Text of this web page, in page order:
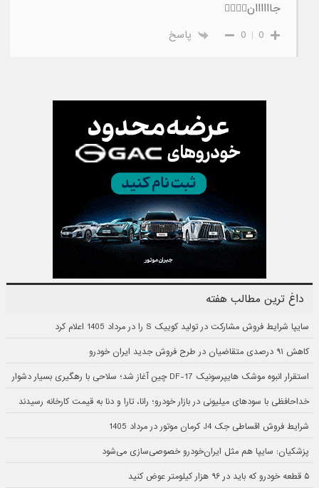
جاااااان😵‍💫😵‍💫
0
0 پاسخ
داغ ترین مطالب هفته
سایپا شرایط فروش مشارکت در تولید کوییک S را در مرداد 1405 اعلام کرد
کاهش ۹۱ درصدی متقاضیان در طرح فروش جدید ایران خودرو
استقرار انبوه موشک هایپرسونیک DF-17 چین آغاز شد؛ سلاحی با رهگیری بسیار دشوار
خداحافظی با سودهای میلیونی در بازار خودرو؛ رانا، تارا و دنا به قیمت کارخانه رسیدند
شرایط فروش اقساطی جک J4 کرمان موتور در مرداد 1405
پزشکیان: سایپا هم مثل ایران‌خودرو خصوصی‌سازی می‌شود
۵ قطعه خودرو که باید در ۹۶ هزار کیلومتر عوض کنید